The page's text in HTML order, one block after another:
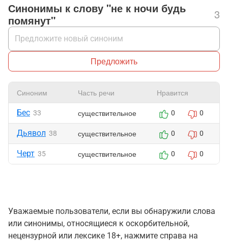
Синонимы к слову "не к ночи будь
помянут"
3
Предложить
Синоним Часть речи Нравится
Бес 33 существительное 0 0
Дьявол 38 существительное 0 0
Черт 35 существительное 0 0
Уважаемые пользователи, если вы обнаружили слова
или синонимы, относящиеся к оскорбительной,
нецензурной или лексике 18+, нажмите справа на